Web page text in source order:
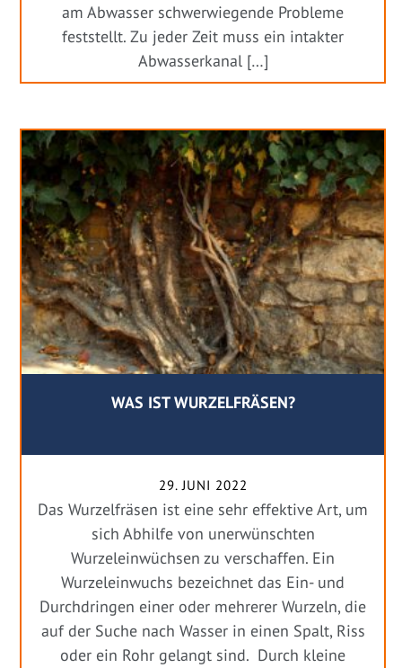
am Abwasser schwerwiegende Probleme
feststellt. Zu jeder Zeit muss ein intakter
Abwasserkanal […]
WAS IST WURZELFRÄSEN?
29. JUNI 2022
Das Wurzelfräsen ist eine sehr effektive Art, um
sich Abhilfe von unerwünschten
Wurzeleinwüchsen zu verschaffen. Ein
Wurzeleinwuchs bezeichnet das Ein- und
Durchdringen einer oder mehrerer Wurzeln, die
auf der Suche nach Wasser in einen Spalt, Riss
oder ein Rohr gelangt sind. Durch kleine